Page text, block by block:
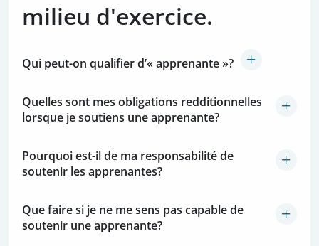
milieu d'exercice.
Qui peut-on qualifier d’« apprenante »?
Quelles sont mes obligations redditionnelles
lorsque je soutiens une apprenante?
Pourquoi est-il de ma responsabilité de
soutenir les apprenantes?
Que faire si je ne me sens pas capable de
soutenir une apprenante?